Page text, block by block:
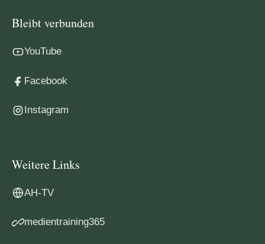
Bleibt verbunden
YouTube
Facebook
Instagram
Weitere Links
AH-TV
medientraining365